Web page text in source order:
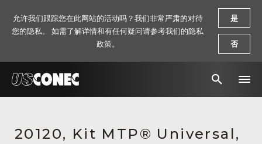
解决方案
20120, Kit MTP® Universal,
允许我们跟踪您在此网站的活动吗？我们非常严肃的对待
您的隐私。 如需了解详情和有任何疑问请参考我们的隐私
政策。
是
否